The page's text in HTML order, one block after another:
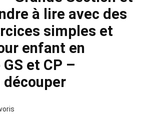
à lire avec des
simples et
enfant en
et CP –